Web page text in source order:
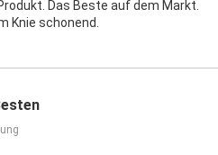
Das Beste auf dem Markt.
Knie schonend.